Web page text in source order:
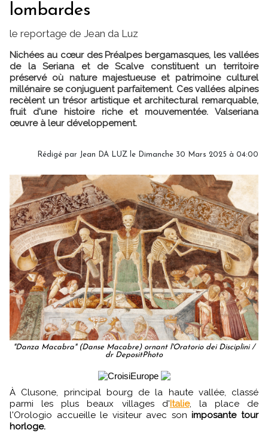
lombardes
le reportage de Jean da Luz
Nichées au cœur des Préalpes bergamasques, les vallées
de la Seriana et de Scalve constituent un territoire
préservé où nature majestueuse et patrimoine culturel
millénaire se conjuguent parfaitement. Ces vallées alpines
recèlent un trésor artistique et architectural remarquable,
fruit d'une histoire riche et mouvementée. Valseriana
œuvre à leur développement.
Rédigé par Jean DA LUZ le Dimanche 30 Mars 2025 à 04:00
"Danza Macabra" (Danse Macabre) ornant l'Oratorio dei Disciplini /
dr DepositPhoto
À Clusone, principal bourg de la haute vallée, classé
parmi les plus beaux villages d'Italie, la place de
l'Orologio accueille le visiteur avec sonimposante tour
horloge.